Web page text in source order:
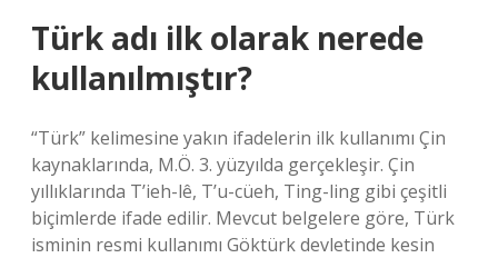
Türk adı ilk olarak nerede
kullanılmıştır?
“Türk” kelimesine yakın ifadelerin ilk kullanımı Çin
kaynaklarında, M.Ö. 3. yüzyılda gerçekleşir. Çin
yıllıklarında T’ieh-lê, T’u-cüeh, Ting-ling gibi çeşitli
biçimlerde ifade edilir. Mevcut belgelere göre, Türk
isminin resmi kullanımı Göktürk devletinde kesin